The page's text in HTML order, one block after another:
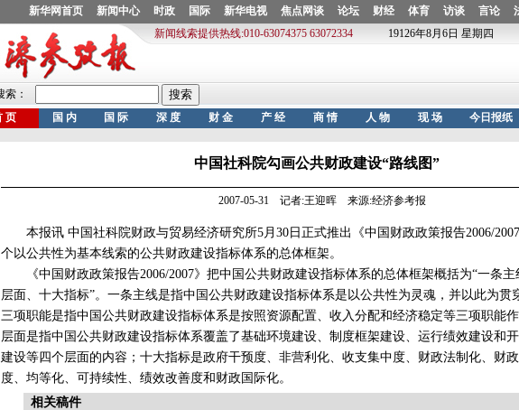
中国社科院勾画公共财政建设“路线图”
2007-05-31 记者:王迎晖 来源:经济参考报
本报讯 中国社科院财政与贸易经济研究所5月30日正式推出《中国财政政策报告2006/
个以公共性为基本线索的公共财政建设指标体系的总体框架。
《中国财政政策报告2006/2007》把中国公共财政建设指标体系的总体框架概括为“一条主
层面、十大指标”。一条主线是指中国公共财政建设指标体系是以公共性为灵魂，并以此为贯
三项职能是指中国公共财政建设指标体系是按照资源配置、收入分配和经济稳定等三项职能
层面是指中国公共财政建设指标体系覆盖了基础环境建设、制度框架建设、运行绩效建设和
建设等四个层面的内容；十大指标是政府干预度、非营利化、收支集中度、财政法制化、财
度、均等化、可持续性、绩效改善度和财政国际化。
相关稿件